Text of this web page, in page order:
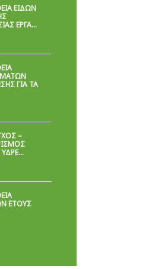
ΕΙΔΏΝ
ΕΡΓΑ…
ΓΙΑ ΤΑ
–
ΥΔΡΕ…
ΕΤΟΥΣ